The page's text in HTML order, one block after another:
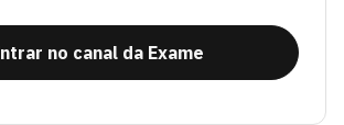
no canal da Exame